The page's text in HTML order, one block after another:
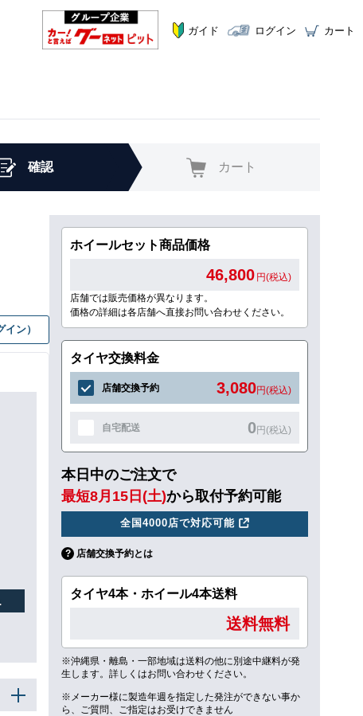
ガイド ログイン カート
確認 カート
ン）
ホイールセット商品価格
46,800 円(税込)
店舗では販売価格が異なります。
価格の詳細は各店舗へ直接お問い合わせください。
タイヤ交換料金
店舗交換予約 3,080円(税込)
自宅配送 0円(税込)
本日中のご注文で
最短8月15日(土)から取付予約可能
全国4000店で対応可能
店舗交換予約とは
タイヤ4本・ホイール4本送料
送料無料
※沖縄県・離島・一部地域は送料の他に別途中継料が発
生します。詳しくはお問い合わせください。
※メーカー様に製造年週を指定した発注ができない事か
ら、ご質問、ご指定はお受けできません